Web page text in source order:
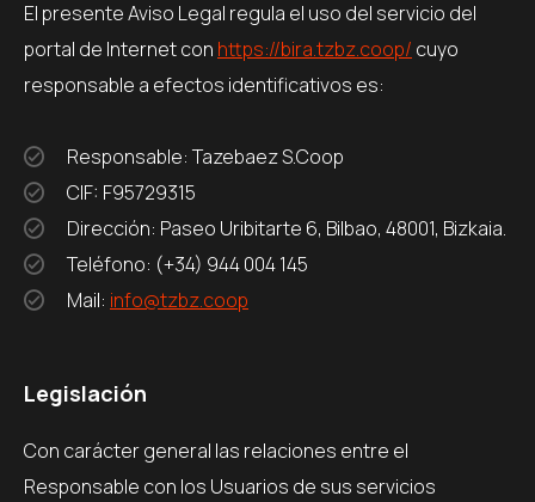
El presente Aviso Legal regula el uso del servicio del
portal de Internet con https://bira.tzbz.coop/ cuyo
responsable a efectos identificativos es:
Responsable: Tazebaez S.Coop
CIF: F95729315
Dirección: Paseo Uribitarte 6, Bilbao, 48001, Bizkaia.
Teléfono: (+34) 944 004 145
Mail: info@tzbz.coop
Legislación
Con carácter general las relaciones entre el
Responsable con los Usuarios de sus servicios